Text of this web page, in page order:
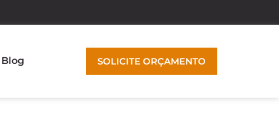
Blog SOLICITE ORÇAMENTO